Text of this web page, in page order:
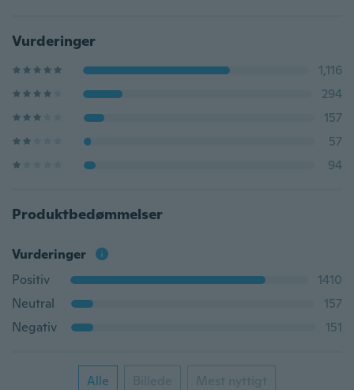
Vurderinger
1,116
294
157
57
94
Produktbedømmelser
Vurderinger
Positiv
1410
Neutral
157
Negativ
151
Alle Billede Mest nyttigt